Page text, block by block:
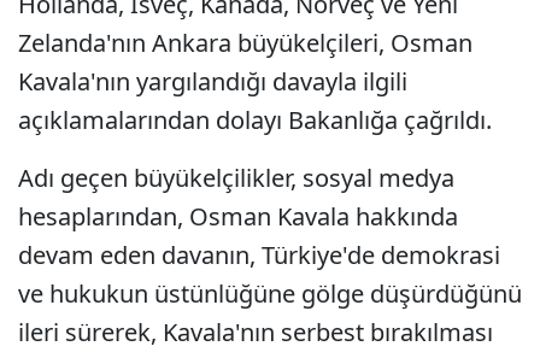
Zelanda'nın Ankara büyükelçileri, Osman
Kavala'nın yargılandığı davayla ilgili
açıklamalarından dolayı Bakanlığa çağrıldı.
Adı geçen büyükelçilikler, sosyal medya
hesaplarından, Osman Kavala hakkında
devam eden davanın, Türkiye'de demokrasi
ve hukukun üstünlüğüne gölge düşürdüğünü
ileri sürerek, Kavala'nın serbest bırakılması